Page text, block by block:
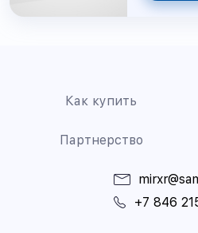
Как купить
Партнерство
+7 846